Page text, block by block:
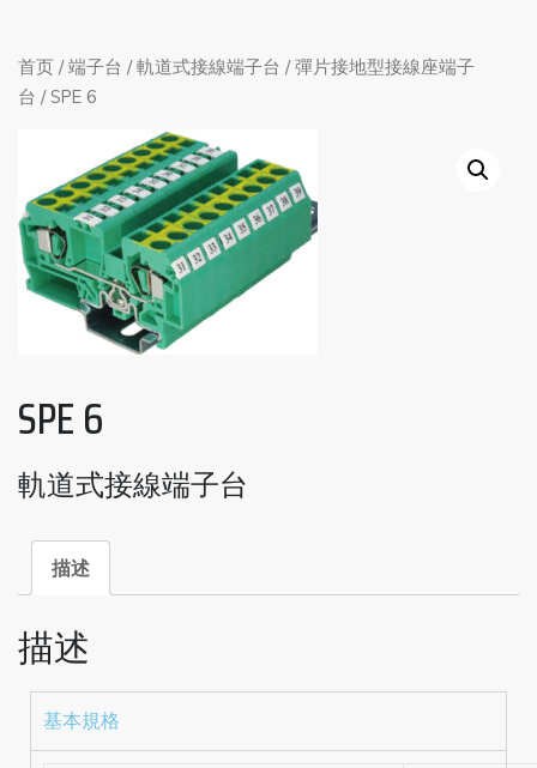
首页 /端子台 /軌道式接線端子台 /彈片接地型接線座端子
台 / SPE 6
SPE 6
軌道式接線端子台
描述
描述
基本規格